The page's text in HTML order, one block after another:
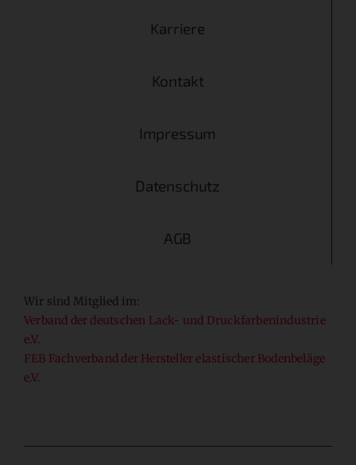
Karriere
Kontakt
Impressum
Datenschutz
AGB
Wir sind Mitglied im:
Verband der deutschen Lack- und Druckfarbenindustrie
e.V.
FEB Fachverband der Hersteller elastischer Bodenbeläge
e.V.